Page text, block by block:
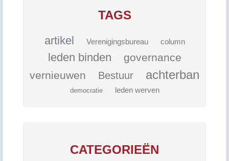
TAGS
artikel Verenigingsbureau column
leden binden
governance
vernieuwen
Bestuur achterban
democratie leden werven
CATEGORIEËN